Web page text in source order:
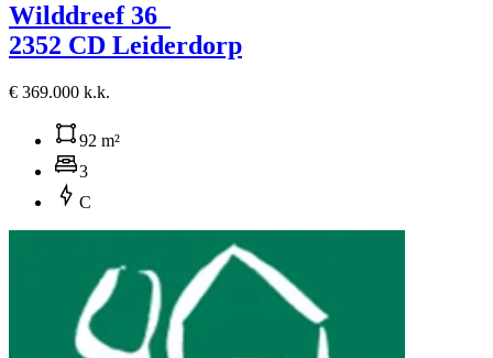
Wilddreef 36
2352 CD Leiderdorp
€ 369.000 k.k.
92 m²
3
C